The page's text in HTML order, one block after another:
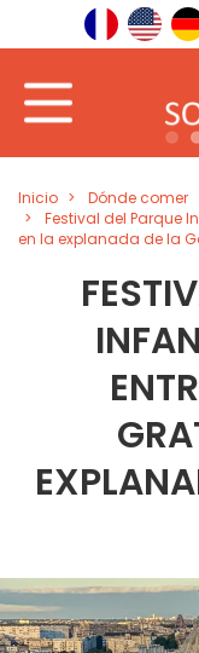
Inicio Dónde comer
Festival del Parque
en la explanada de la